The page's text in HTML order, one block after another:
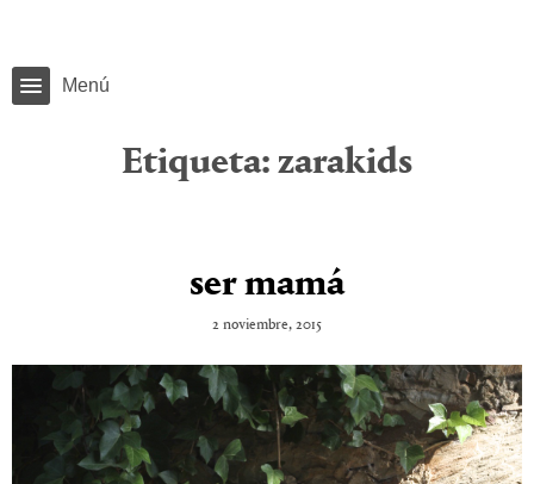
Menú
Etiqueta: zarakids
ser mamá
2 noviembre, 2015